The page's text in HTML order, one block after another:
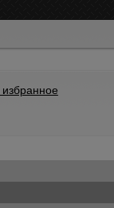
избранное